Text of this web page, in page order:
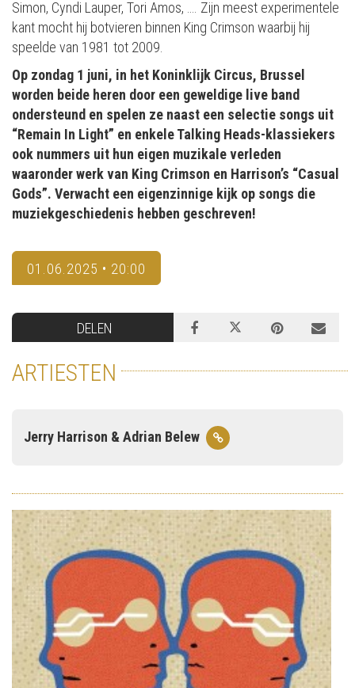
Simon, Cyndi Lauper, Tori Amos, …. Zijn meest experimentele
kant mocht hij botvieren binnen King Crimson waarbij hij
speelde van 1981 tot 2009.
Op zondag 1 juni, in het Koninklijk Circus, Brussel
worden beide heren door een geweldige live band
ondersteund en spelen ze naast een selectie songs uit
“Remain In Light” en enkele Talking Heads-klassiekers
ook nummers uit hun eigen muzikale verleden
waaronder werk van King Crimson en Harrison’s “Casual
Gods”. Verwacht een eigenzinnige kijk op songs die
muziekgeschiedenis hebben geschreven!
01.06.2025 • 20:00
DELEN
ARTIESTEN
Jerry Harrison & Adrian Belew